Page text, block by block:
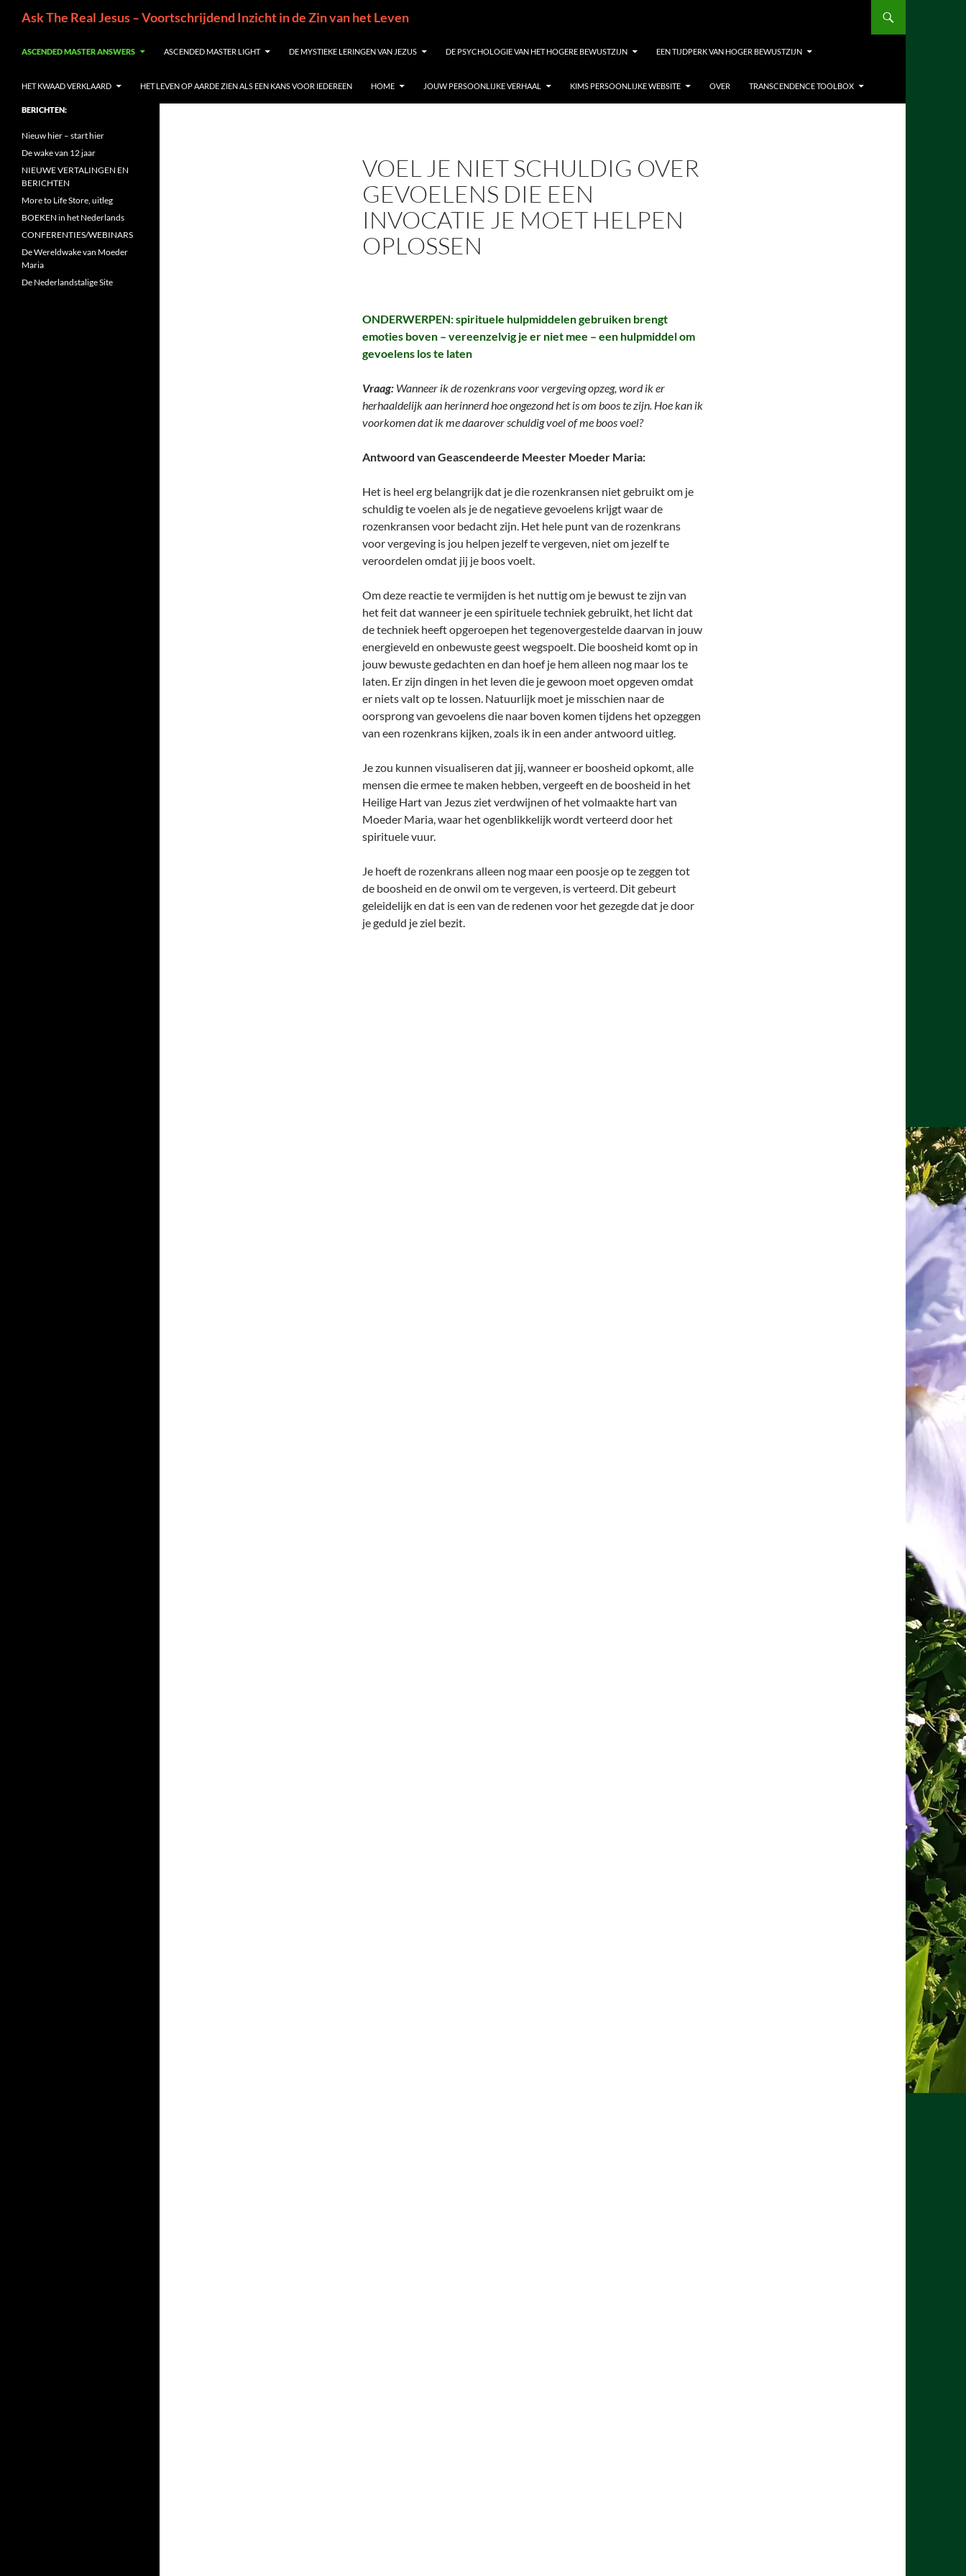
inhoud
Ask The Real Jesus – Voortschrijdend Inzicht in de Zin van het Leven
ASCENDED MASTER ANSWERS ASCENDED MASTER LIGHT DE MYSTIEKE LERINGEN VAN JEZUS DE PSYCHOLOGIE VAN HET HOGERE BEWUSTZIJN EEN TIJDPERK VAN HOGER BEWUSTZIJN
HET KWAAD VERKLAARD HET LEVEN OP AARDE ZIEN ALS EEN KANS VOOR IEDEREEN HOME JOUW PERSOONLIJKE VERHAAL KIMS PERSOONLIJKE WEBSITE OVER TRANSCENDENCE TOOLBOX
VOEL JE NIET SCHULDIG OVER
GEVOELENS DIE EEN
INVOCATIE JE MOET HELPEN
OPLOSSEN
ONDERWERPEN: spirituele hulpmiddelen gebruiken brengt
emoties boven – vereenzelvig je er niet mee – een hulpmiddel om
gevoelens los te laten
Vraag: Wanneer ik de rozenkrans voor vergeving opzeg, word ik er
herhaaldelijk aan herinnerd hoe ongezond het is om boos te zijn. Hoe kan ik
voorkomen dat ik medaaroverschuldig voel of me boos voel?
Antwoord van Geascendeerde Meester Moeder Maria:
Het is heel erg belangrijk dat je die rozenkransen niet gebruikt om je
schuldig te voelen als je de negatieve gevoelens krijgt waar de
rozenkransen voor bedacht zijn. Het hele punt van de rozenkrans
voor vergeving is jou helpen jezelf te vergeven, niet om jezelf te
veroordelen omdat jij je boos voelt.
Om deze reactie te vermijden is het nuttig om je bewust te zijn van
het feit dat wanneer je een spirituele techniek gebruikt, het licht dat
de techniek heeft opgeroepen het tegenovergestelde daarvan in jouw
energieveld en onbewuste geest wegspoelt. Die boosheid komt op in
jouw bewuste gedachten en dan hoef je hem alleen nog maar los te
laten. Er zijn dingen in het leven die je gewoon moet opgeven omdat
er niets valt op te lossen. Natuurlijk moet je misschien naar de
oorsprong van gevoelens die naar boven komen tijdens het opzeggen
van een rozenkrans kijken, zoals ik in een ander antwoord uitleg.
Je zou kunnen visualiseren dat jij, wanneer er boosheid opkomt, alle
mensen die ermee te maken hebben, vergeeft en de boosheid in het
Heilige Hart van Jezus ziet verdwijnen of het volmaakte hart van
Moeder Maria, waar het ogenblikkelijk wordt verteerd door het
spirituele vuur.
Je hoeft de rozenkrans alleen nog maar een poosje op te zeggen tot
de boosheid en de onwil om te vergeven, is verteerd. Dit gebeurt
geleidelijk en dat is een van de redenen voor het gezegde dat je door
je geduld je ziel bezit.
BERICHTEN:
Nieuw hier – start hier
De wake van 12 jaar
NIEUWE VERTALINGEN EN
BERICHTEN
More to Life Store, uitleg
BOEKEN in het Nederlands
CONFERENTIES/WEBINARS
De Wereldwake van Moeder
Maria
De Nederlandstalige Site